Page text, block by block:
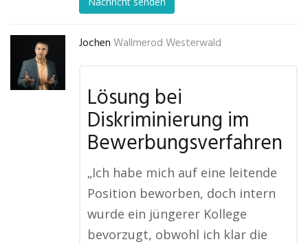
Jochen Wallmerod Westerwald
Lösung bei
Diskriminierung im
Bewerbungsverfahren
„Ich habe mich auf eine leitende
Position beworben, doch intern
wurde ein jüngerer Kollege
bevorzugt, obwohl ich klar die